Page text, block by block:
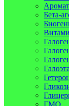
Бета-
ГМО